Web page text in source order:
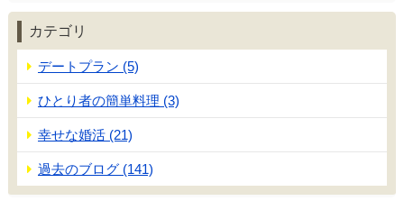
カテゴリ
デートプラン (5)
ひとり者の簡単料理 (3)
幸せな婚活 (21)
過去のブログ (141)